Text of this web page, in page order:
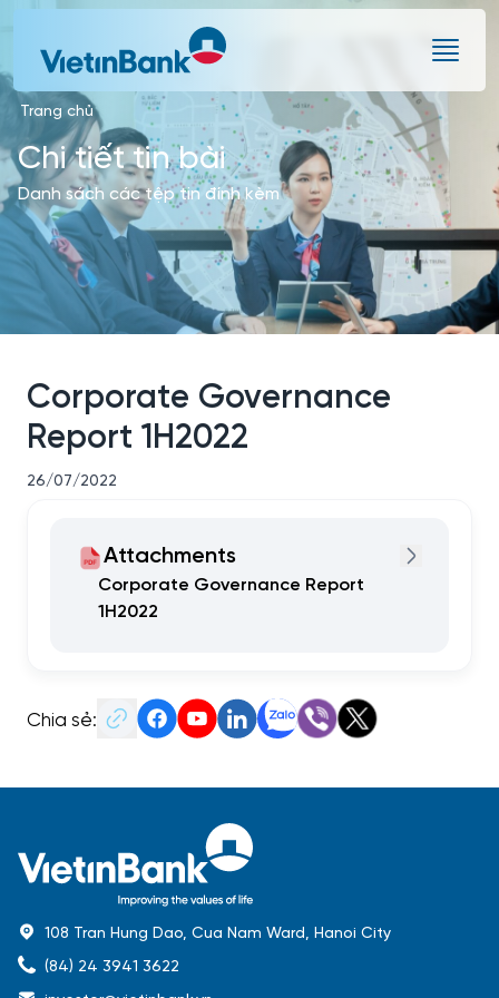
Trang chủ
Chi tiết tin bài
Danh sách các tệp tin đính kèm
Corporate Governance
Report 1H2022
26/07/2022
Attachments
Corporate Governance Report
1H2022
Chia sẻ:
108 Tran Hung Dao, Cua Nam Ward, Hanoi City
(84) 24 3941 3622